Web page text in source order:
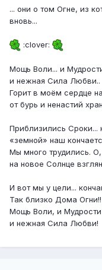
... они о том Огне, из
вновь...
:clover:
Мощь Воли... и
и нежная Сила Любви..
Горит в моём сердце
от бурь и ненастий
Приблизились Сроки...
«земной» наш
Мы много трудились.
на новое Солнце
И вот мы у цели...
Так близко Дома Огни!!
Мощь Воли, и Мудрости
и нежная Сила Любви!